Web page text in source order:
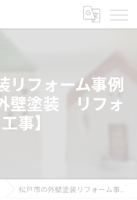
リフォーム事例
壁塗装 リフォ
事】
松戸市の外壁塗装リフォーム事例紹介【松戸市 外壁塗装 リフォーム 工事】